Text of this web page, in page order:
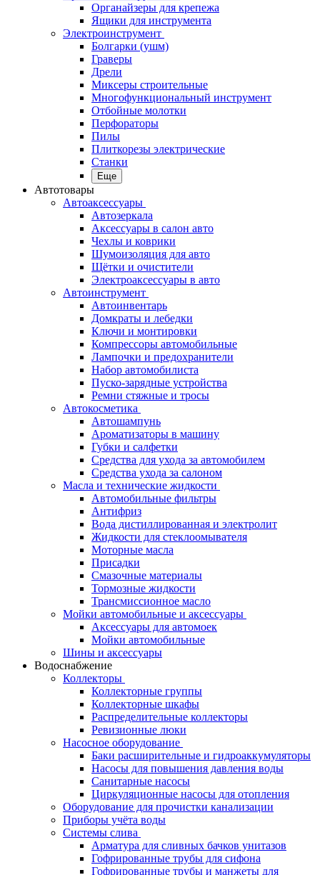
Органайзеры для крепежа
Ящики для инструмента
Электроинструмент
Болгарки (ушм)
Граверы
Дрели
Миксеры строительные
Многофункциональный инструмент
Отбойные молотки
Перфораторы
Пилы
Плиткорезы электрические
Станки
Еще
Автотовары
Автоаксессуары
Автозеркала
Аксессуары в салон авто
Чехлы и коврики
Шумоизоляция для авто
Щётки и очистители
Электроаксессуары в авто
Автоинструмент
Автоинвентарь
Домкраты и лебедки
Ключи и монтировки
Компрессоры автомобильные
Лампочки и предохранители
Набор автомобилиста
Пуско-зарядные устройства
Ремни стяжные и тросы
Автокосметика
Автошампунь
Ароматизаторы в машину
Губки и салфетки
Средства для ухода за автомобилем
Средства ухода за салоном
Масла и технические жидкости
Автомобильные фильтры
Антифриз
Вода дистиллированная и электролит
Жидкости для стеклоомывателя
Моторные масла
Присадки
Смазочные материалы
Тормозные жидкости
Трансмиссионное масло
Мойки автомобильные и аксессуары
Аксессуары для автомоек
Мойки автомобильные
Шины и аксессуары
Водоснабжение
Коллекторы
Коллекторные группы
Коллекторные шкафы
Распределительные коллекторы
Ревизионные люки
Насосное оборудование
Баки расширительные и гидроаккумуляторы
Насосы для повышения давления воды
Санитарные насосы
Циркуляционные насосы для отопления
Оборудование для прочистки канализации
Приборы учёта воды
Системы слива
Арматура для сливных бачков унитазов
Гофрированные трубы для сифона
Гофрированные трубы и манжеты для